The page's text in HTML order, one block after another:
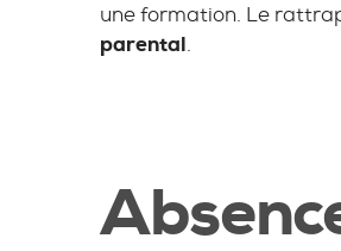
une formation. Le
parental.